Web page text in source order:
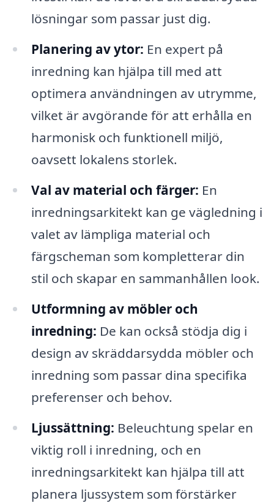
lösningar som passar just dig.
Planering av ytor: En expert på
inredning kan hjälpa till med att
optimera användningen av utrymme,
vilket är avgörande för att erhålla en
harmonisk och funktionell miljö,
oavsett lokalens storlek.
Val av material och färger: En
inredningsarkitekt kan ge vägledning i
valet av lämpliga material och
färgscheman som kompletterar din
stil och skapar en sammanhållen look.
Utformning av möbler och
inredning: De kan också stödja dig i
design av skräddarsydda möbler och
inredning som passar dina specifika
preferenser och behov.
Ljussättning: Beleuchtung spelar en
viktig roll i inredning, och en
inredningsarkitekt kan hjälpa till att
planera ljussystem som förstärker